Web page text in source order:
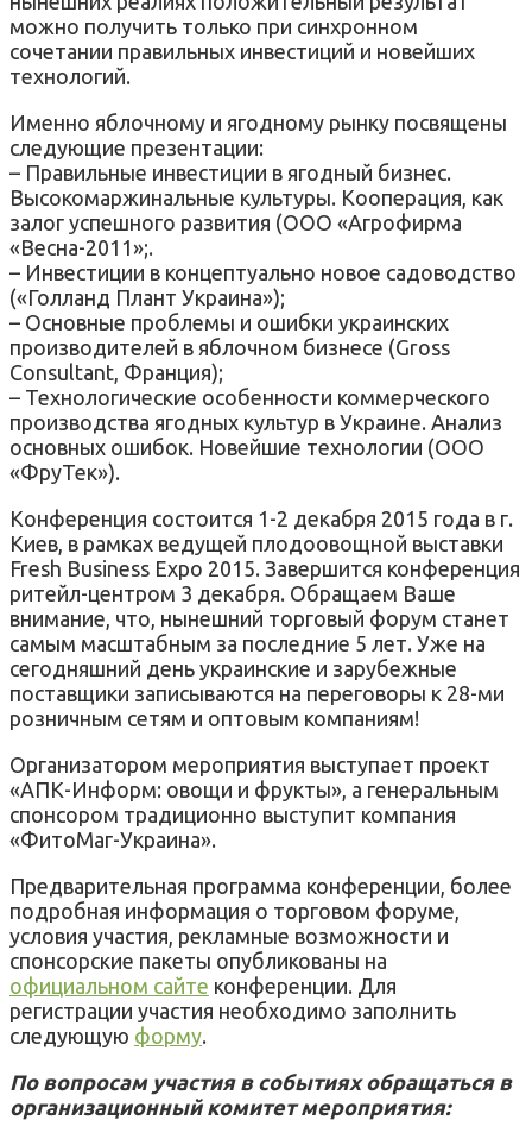
можно получить только при синхронном
сочетании правильных инвестиций и новейших
технологий.
Именно яблочному и ягодному рынку посвящены
следующие презентации:
– Правильные инвестиции в ягодный бизнес.
Высокомаржинальные культуры. Кооперация, как
залог успешного развития (ООО «Агрофирма
«Весна-2011»;.
– Инвестиции в концептуально новое садоводство
(«Голланд Плант Украина»);
– Основные проблемы и ошибки украинских
производителей в яблочном бизнесе (Gross
Consultant, Франция);
– Технологические особенности коммерческого
производства ягодных культур в Украине. Анализ
основных ошибок. Новейшие технологии (ООО
«ФруТек»).
Конференция состоится 1-2 декабря 2015 года в г.
Киев, в рамках ведущей плодоовощной выставки
Fresh Business Expo 2015. Завершится конференция
ритейл-центром 3 декабря. Обращаем Ваше
внимание, что, нынешний торговый форум станет
самым масштабным за последние 5 лет. Уже на
сегодняшний день украинские и зарубежные
поставщики записываются на переговоры к 28-ми
розничным сетям и оптовым компаниям!
Организатором мероприятия выступает проект
«АПК-Информ: овощи и фрукты», а генеральным
спонсором традиционно выступит компания
«ФитоМаг-Украина».
Предварительная программа конференции, более
подробная информация о торговом форуме,
условия участия, рекламные возможности и
спонсорские пакеты опубликованы на
официальном сайте конференции. Для
регистрации участия необходимо заполнить
следующую форму.
По вопросам участия в событиях обращаться в
организационный комитет мероприятия: